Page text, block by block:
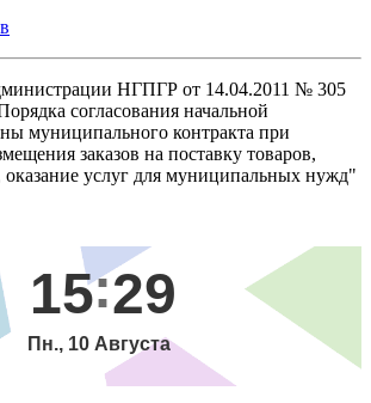
НГПГР от 14.04.2011 № 305
согласования начальной
муниципального контракта при
заказов на поставку товаров,
оказание услуг для муниципальных нужд"
15 29
Пн., 10 Августа